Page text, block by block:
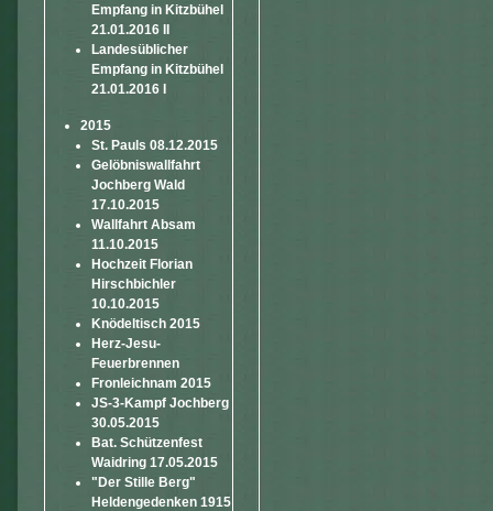
Empfang in Kitzbühel
21.01.2016 II
Landesüblicher
Empfang in Kitzbühel
21.01.2016 I
2015
St. Pauls 08.12.2015
Gelöbniswallfahrt
Jochberg Wald
17.10.2015
Wallfahrt Absam
11.10.2015
Hochzeit Florian
Hirschbichler
10.10.2015
Knödeltisch 2015
Herz-Jesu-
Feuerbrennen
Fronleichnam 2015
JS-3-Kampf Jochberg
30.05.2015
Bat. Schützenfest
Waidring 17.05.2015
"Der Stille Berg"
Heldengedenken 1915